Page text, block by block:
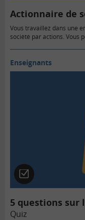
Actionnaire de
Vous travaillez dans une
société par actions. Vous
Enseignants
Quiz
5 questions sur
Quiz